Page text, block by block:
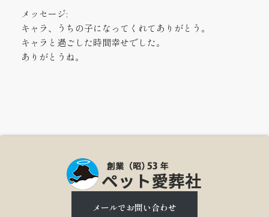
メッセージ:
キャラ、うちの子になってくれてありがとう。
キャラと過ごした時間幸せでした。
ありがとうね。
メールでお問い合わせ